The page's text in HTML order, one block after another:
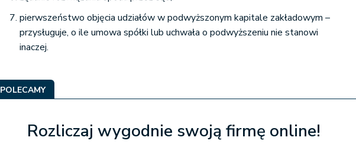
pierwszeństwo objęcia udziałów w podwyższonym kapitale zakładowym –
przysługuje, o ile umowa spółki lub uchwała o podwyższeniu nie stanowi
inaczej.
POLECAMY
Rozliczaj wygodnie swoją firmę online!